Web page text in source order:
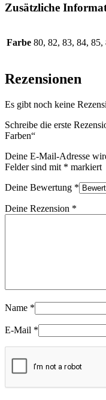
Zusätzliche
Farbe 80, 82, 83, 84, 85,
Rezensionen
Es gibt noch keine
Schreibe die erste
Farben“
Deine E-Mail-Adresse
Felder sind mit * markiert
Deine Bewertung *
Deine Rezension *
Name *
E-Mail *